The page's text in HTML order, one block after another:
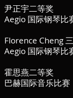
尹正宇二等奖
Aegio 国际钢琴比
Florence Cheng
Aegio 国际钢琴比
霍思燕二等奖
巴赫国际音乐比赛